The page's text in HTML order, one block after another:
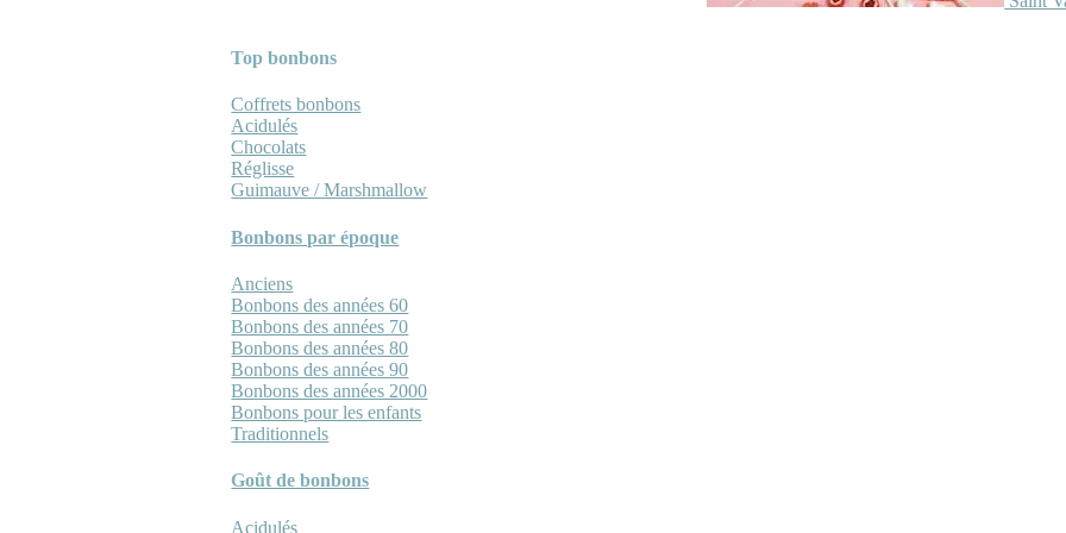
Top bonbons
Coffrets bonbons
Acidulés
Chocolats
Réglisse
Guimauve / Marshmallow
Bonbons par époque
Anciens
Bonbons des années 60
Bonbons des années 70
Bonbons des années 80
Bonbons des années 90
Bonbons des années 2000
Bonbons pour les enfants
Traditionnels
Goût de bonbons
Acidulés